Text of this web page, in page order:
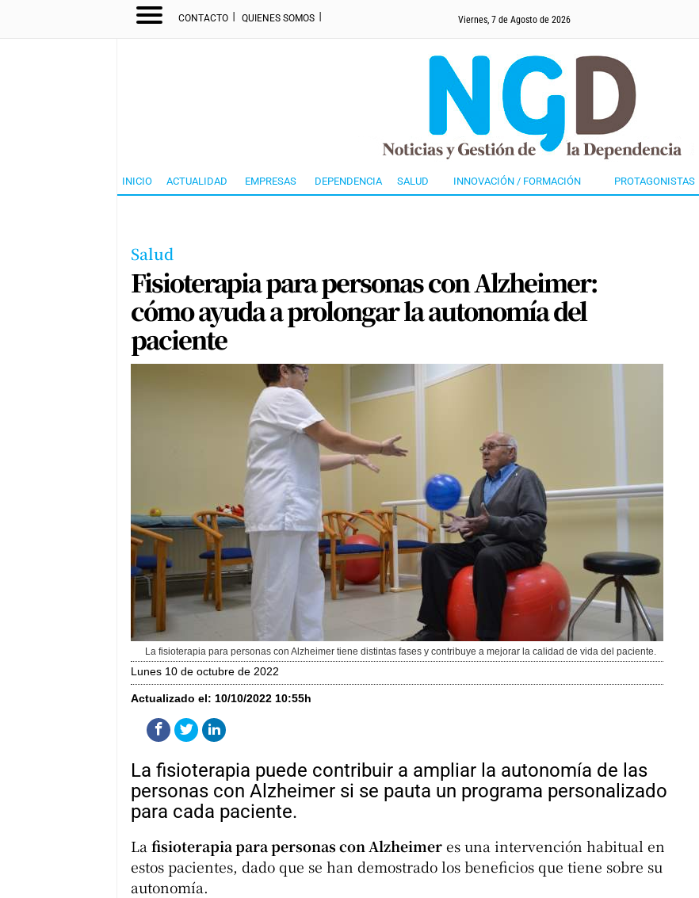
CONTACTO I QUIENES SOMOS I Viernes, 7 de Agosto de 2026
INICIO ACTUALIDAD EMPRESAS DEPENDENCIA SALUD INNOVACIÓN / FORMACIÓN PROTAGONISTAS
Salud
Fisioterapia para personas con Alzheimer:
cómo ayuda a prolongar la autonomía del
paciente
La fisioterapia para personas con Alzheimer tiene distintas fases y contribuye a mejorar la calidad de vida del paciente.
lunes 10 de octubre de 2022
Actualizado el: 10/10/2022 10:55h
La fisioterapia puede contribuir a ampliar la autonomía de las
personas con Alzheimer si se pauta un programa personalizado
para cada paciente.
La fisioterapia para personas con Alzheimeres una intervención habitual en
estos pacientes, dado que se han demostrado los beneficios que tiene sobre su
autonomía.